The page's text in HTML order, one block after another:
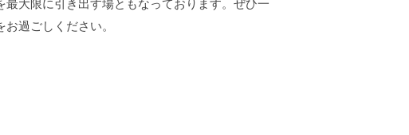
過ごしください。